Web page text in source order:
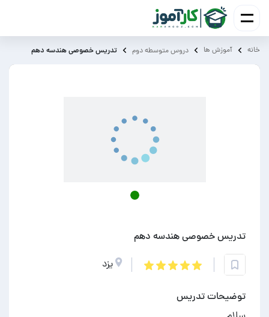
خانه آموزش ‌ها دروس متوسطه دوم تدریس خصوصی هندسه دهم
تدریس خصوصی هندسه دهم
یزد
توضیحات تدریس